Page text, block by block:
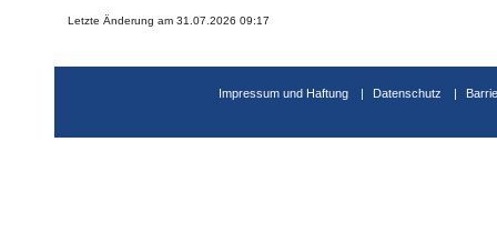
Letzte Änderung am 31.07.2026 09:17
Impressum und Haftung Datenschutz